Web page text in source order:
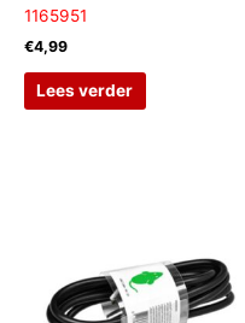
1165951
€4,99
Lees verder